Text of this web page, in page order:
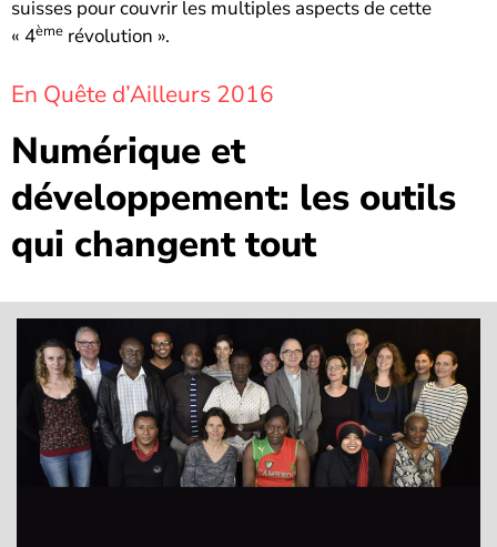
En Quête d’Ailleurs 2016
Numérique et
développement: les outils
qui changent tout
suisses pour couvrir les multiples aspects de cette
« 4ème révolution ».